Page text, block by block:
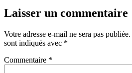
Laisser un commentaire
Votre adresse e-mail ne sera pas publiée.
sont indiqués avec *
Commentaire *